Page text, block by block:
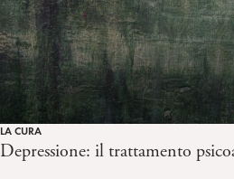
LA CURA
Depressione: il trattamento